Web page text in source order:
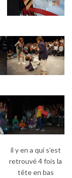
il y en a qui s’est
retrouvé 4 fois la
tête en bas